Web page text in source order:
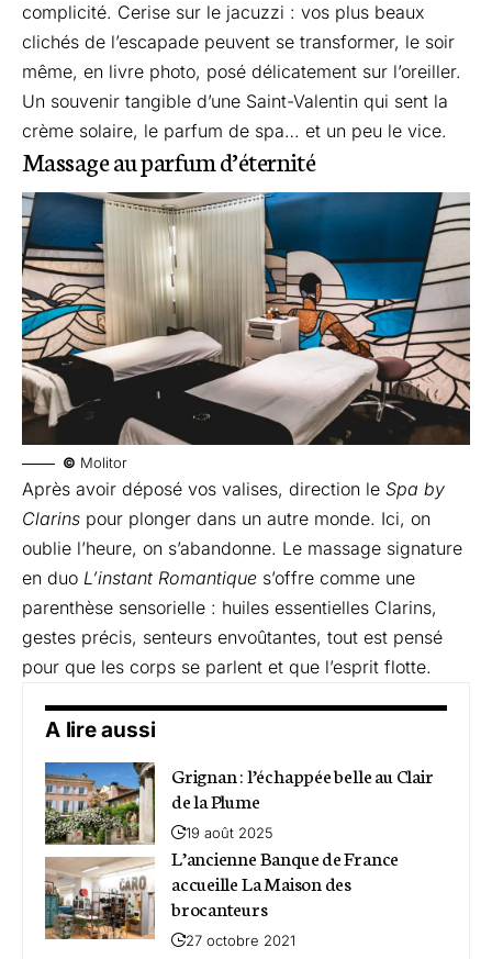
complicité. Cerise sur le jacuzzi : vos plus beaux
clichés de l’escapade peuvent se transformer, le soir
même, en livre photo, posé délicatement sur l’oreiller.
Un souvenir tangible d’une Saint-Valentin qui sent la
crème solaire, le parfum de spa… et un peu le vice.
Massage au parfum d’éternité
© Molitor
Après avoir déposé vos valises, direction le Spa by
Clarins pour plonger dans un autre monde. Ici, on
oublie l’heure, on s’abandonne. Le massage signature
en duo L’instant Romantique s’offre comme une
parenthèse sensorielle : huiles essentielles Clarins,
gestes précis, senteurs envoûtantes, tout est pensé
pour que les corps se parlent et que l’esprit flotte.
A lire aussi
Grignan : l’échappée belle au Clair
de la Plume
19 août 2025
L’ancienne Banque de France
accueille La Maison des
brocanteurs
27 octobre 2021